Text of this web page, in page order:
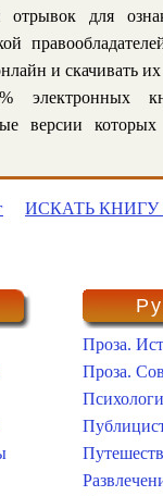
отрывок для
и скачивать
электронных
версии
ИСКАТЬ КНИГУ
Проза.
Проза.